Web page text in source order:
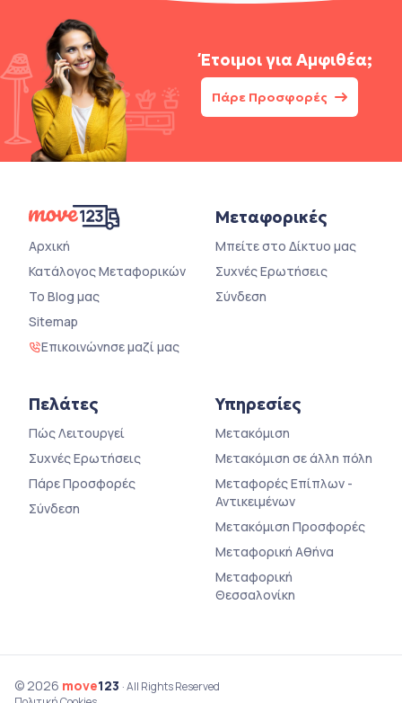
Έτοιμοι γιαΑμφιθέα;
Πάρε Προσφορές
Αρχική
Κατάλογος Μεταφορικών
Το Blog μας
Sitemap
Επικοινώνησε μαζί μας
Μεταφορικές
Μπείτε στο Δίκτυο μας
Συχνές Ερωτήσεις
Σύνδεση
Πελάτες
Πώς Λειτουργεί
Συχνές Ερωτήσεις
Πάρε Προσφορές
Σύνδεση
Υπηρεσίες
Μετακόμιση
Μετακόμιση σε άλλη πόλη
Μεταφορές Επίπλων -
Αντικειμένων
Μετακόμιση Προσφορές
Μεταφορική Αθήνα
Μεταφορική
Θεσσαλονίκη
© 2026 move123 · All Rights Reserved